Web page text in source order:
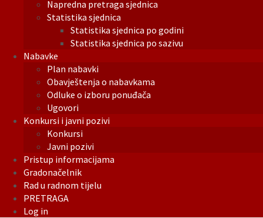
Napredna pretraga sjednica
Statistika sjednica
Statistika sjednica po godini
Statistika sjednica po sazivu
Nabavke
Plan nabavki
Obavještenja o nabavkama
Odluke o izboru ponuđača
Ugovori
Konkursi i javni pozivi
Konkursi
Javni pozivi
Pristup informacijama
Gradonačelnik
Rad u radnom tijelu
PRETRAGA
Log in